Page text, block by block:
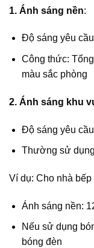
1. Ánh sáng nền:
Độ sáng yêu
Công thức:
màu sắc phòng
2. Ánh sáng khu
Độ sáng yêu
Thường sử
Ví dụ: Cho nhà bếp
Ánh sáng nền:
Nếu sử dụng
bóng đèn